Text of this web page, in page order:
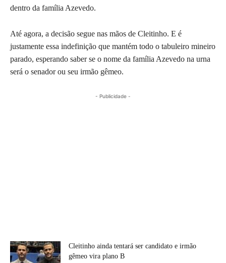
dentro da família Azevedo.
Até agora, a decisão segue nas mãos de Cleitinho. E é
justamente essa indefinição que mantém todo o tabuleiro mineiro
parado, esperando saber se o nome da família Azevedo na urna
será o senador ou seu irmão gêmeo.
- Publicidade -
Cleitinho ainda tentará ser candidato e irmão
gêmeo vira plano B